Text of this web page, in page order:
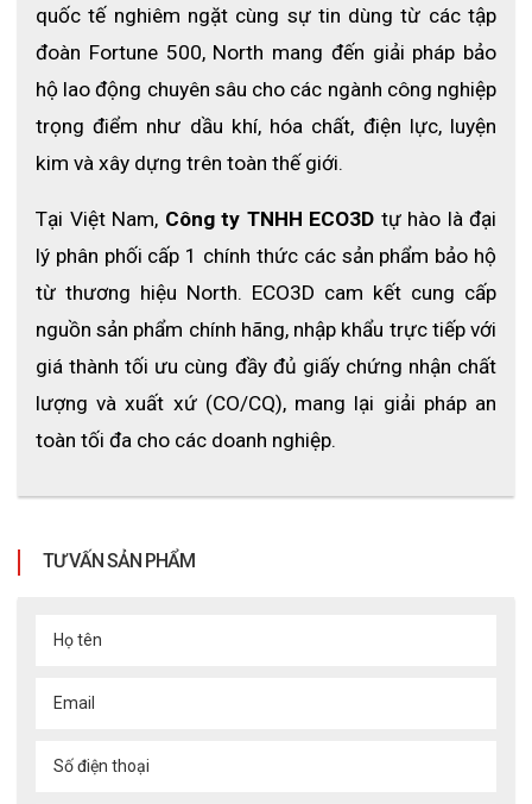
quốc tế nghiêm ngặt cùng sự tin dùng từ các tập
đoàn Fortune 500, North mang đến giải pháp bảo
hộ lao động chuyên sâu cho các ngành công nghiệp
trọng điểm như dầu khí, hóa chất, điện lực, luyện
kim và xây dựng trên toàn thế giới.
Tại Việt Nam, Công ty TNHH ECO3D tự hào là đại
lý phân phối cấp 1 chính thức các sản phẩm bảo hộ
từ thương hiệu North. ECO3D cam kết cung cấp
nguồn sản phẩm chính hãng, nhập khẩu trực tiếp với
giá thành tối ưu cùng đầy đủ giấy chứng nhận chất
lượng và xuất xứ (CO/CQ), mang lại giải pháp an
toàn tối đa cho các doanh nghiệp.
TƯ VẤN SẢN PHẨM
Họ tên
Email
Số điện thoại